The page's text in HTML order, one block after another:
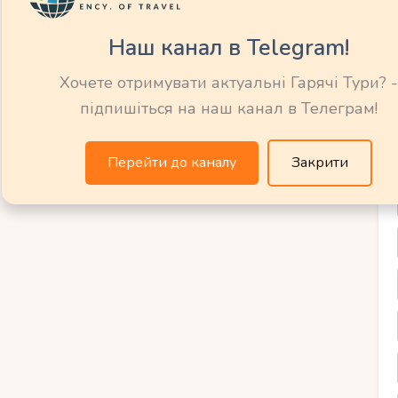
незабутнє враження від цього
маршрути Італії
Італії пропонують незабутню подорож
та природною красою. Одним з
Риму – столиці Італії, де
Наш канал в Telegram!
Хочете отримувати актуальні Гарячі Тури? -
підпишіться на наш канал в Телеграм!
Перейти до каналу Закрити